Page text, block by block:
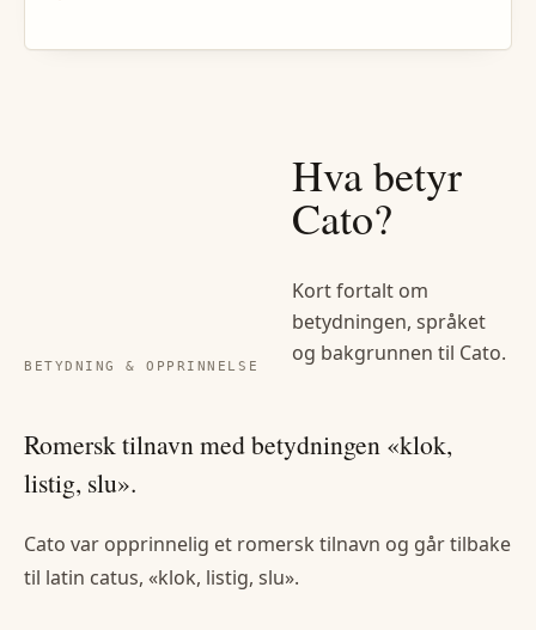
BETYDNING & OPPRINNELSE
Hva betyr
Cato?
Kort fortalt om
betydningen, språket
og bakgrunnen til Cato.
Romersk tilnavn med betydningen «klok,
listig, slu».
Cato var opprinnelig et romersk tilnavn og går tilbake
til latin catus, «klok, listig, slu».